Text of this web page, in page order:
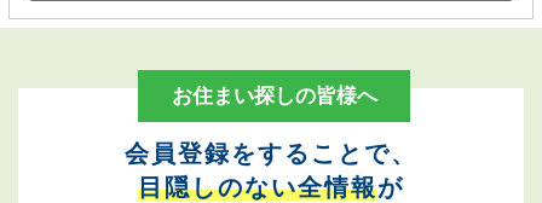
お住まい探しの皆様へ
会員登録をすることで、
目隠しのない全情報が